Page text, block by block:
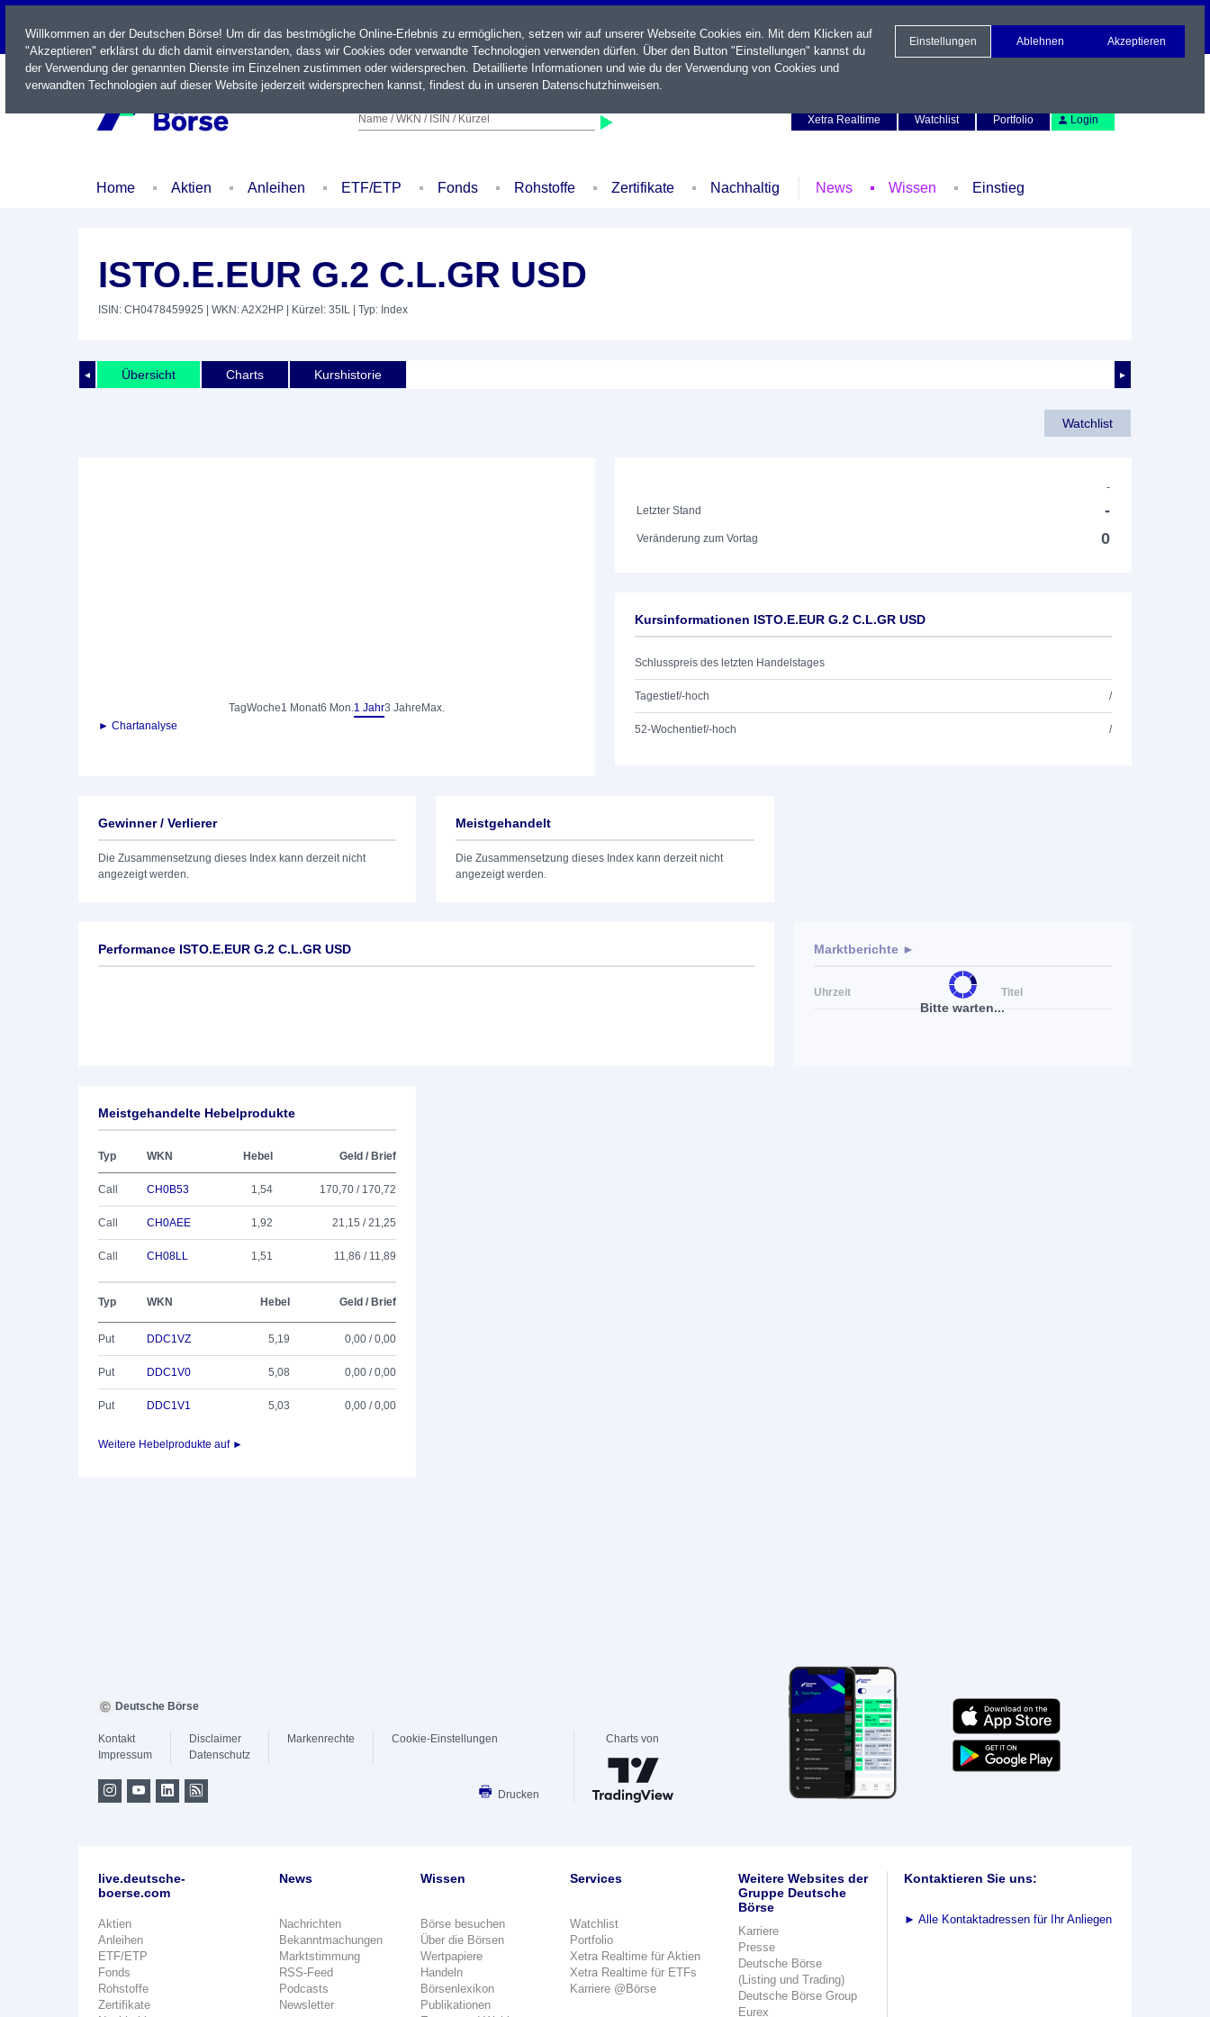
LIVE
Name / WKN / ISIN / Kürzel
Xetra Realtime
Watchlist Portfolio Login
Home Aktien Anleihen ETF/ETP Fonds Rohstoffe Zertifikate Nachhaltig News Wissen Einstieg
ISTO.E.EUR G.2 C.L.GR USD
ISIN: CH0478459925 | WKN: A2X2HP | Kürzel: 35IL | Typ: Index
◄ ►
Übersicht Charts Kurshistorie
Watchlist
TagWoche1 Monat6 Mon.1 Jahr3 Jahre Max.
► Chartanalyse
-
Letzter Stand
-
Veränderung zum Vortag 0
Kursinformationen ISTO.E.EUR G.2 C.L.GR USD
Schlusspreis des letzten Handelstages
Tagestief/-hoch /
52-Wochentief/-hoch /
Gewinner / Verlierer
Die Zusammensetzung dieses Index kann derzeit nicht
angezeigt werden.
Meistgehandelt
Die Zusammensetzung dieses Index kann derzeit nicht
angezeigt werden.
Performance ISTO.E.EUR G.2 C.L.GR USD
Bitte warten...
Marktberichte ►
Uhrzeit Titel
Meistgehandelte Hebelprodukte
Typ WKN Hebel Geld / Brief
Call CH0B53 1,54 170,70 / 170,72
Call CH0AEE 1,92 21,15 / 21,25
Call CH08LL 1,51 11,86 / 11,89
Typ WKN Hebel Geld / Brief
Put DDC1VZ 5,19 0,00 / 0,00
Put DDC1V0 5,08 0,00 / 0,00
Put DDC1V1 5,03 0,00 / 0,00
Weitere Hebelprodukte auf ►
Willkommen an der Deutschen Börse! Um dir das bestmögliche Online-Erlebnis zu ermöglichen, setzen wir auf unserer Webseite Cookies ein. Mit dem Klicken auf
"Akzeptieren" erklärst du dich damit einverstanden, dass wir Cookies oder verwandte Technologien verwenden dürfen. Über den Button "Einstellungen" kannst du
der Verwendung der genannten Dienste im Einzelnen zustimmen oder widersprechen. Detaillierte Informationen und wie du der Verwendung von Cookies und
verwandten Technologien auf dieser Website jederzeit widersprechen kannst, findest du in unseren Datenschutzhinweisen.
Einstellungen Ablehnen Akzeptieren
Deutsche Börse
Kontakt
Impressum
Disclaimer
Datenschutz
Markenrechte Cookie-Einstellungen
Drucken
Charts von
live.deutsche-
boerse.com
Aktien
Anleihen
ETF/ETP
Fonds
Rohstoffe
Zertifikate
News
Nachrichten
Bekanntmachungen
Marktstimmung
RSS-Feed
Podcasts
Newsletter
Wissen
Börse besuchen
Über die Börsen
Wertpapiere
Handeln
Börsenlexikon
Publikationen
Services
Watchlist
Portfolio
Xetra Realtime für Aktien
Xetra Realtime für ETFs
Karriere @Börse
Weitere Websites der
Gruppe Deutsche
Börse
Karriere
Presse
Deutsche Börse
(Listing und Trading)
Deutsche Börse Group
Eurex
Kontaktieren Sie uns:
► Alle Kontaktadressen für Ihr Anliegen